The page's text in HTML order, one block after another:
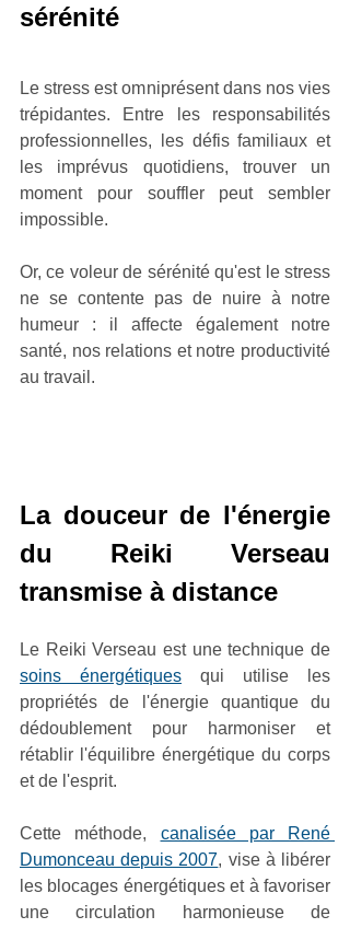
sérénité
Le stress est omniprésent dans nos vies
trépidantes. Entre les responsabilités
professionnelles, les défis familiaux et
les imprévus quotidiens, trouver un
moment pour souffler peut sembler
impossible.
Or, ce voleur de sérénité qu'est le stress
ne se contente pas de nuire à notre
humeur : il affecte également notre
santé, nos relations et notre productivité
au travail.
La douceur de l'énergie
du Reiki Verseau
transmise à distance
soins énergétiques qui utilise les
propriétés de l'énergie quantique du
dédoublement pour harmoniser et
rétablir l'équilibre énergétique du corps
et de l'esprit.
Cette méthode, canalisée par René
Dumonceau depuis 2007, vise à libérer
les blocages énergétiques et à favoriser
une circulation harmonieuse de